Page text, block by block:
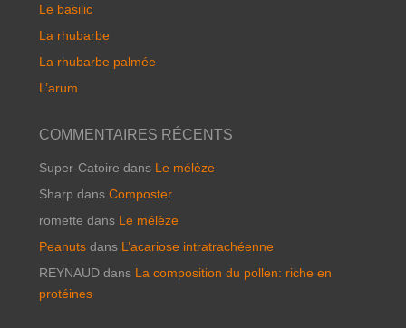
Le basilic
La rhubarbe
La rhubarbe palmée
L’arum
COMMENTAIRES RÉCENTS
Super-Catoire dans Le mélèze
Sharp dans Composter
romette dans Le mélèze
Peanutsdans L’acariose intratrachéenne
REYNAUDdans La composition du pollen: riche en
protéines